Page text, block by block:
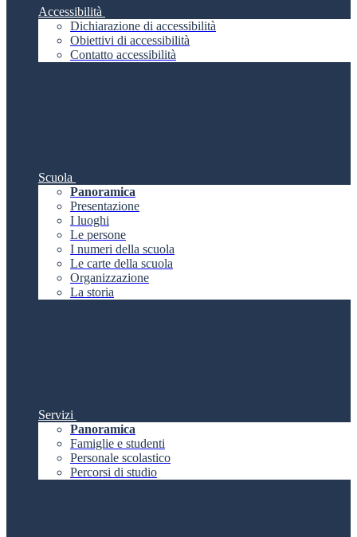
Accessibilità
Dichiarazione di accessibilità
Obiettivi di accessibilità
Contatto accessibilità
Scuola
Panoramica
Presentazione
I luoghi
Le persone
I numeri della scuola
Le carte della scuola
Organizzazione
La storia
Servizi
Panoramica
Famiglie e studenti
Personale scolastico
Percorsi di studio